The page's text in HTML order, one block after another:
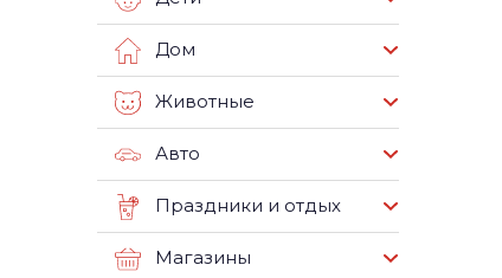
Дом
Животные
Авто
Праздники и отдых
Магазины